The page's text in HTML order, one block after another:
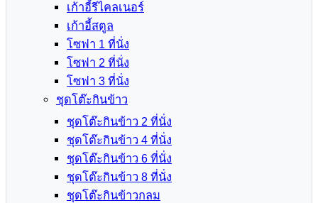
เก้าอี้รีไคลเนอร์
เก้าอี้สตูล
โซฟา 1 ที่นั่ง
โซฟา 2 ที่นั่ง
โซฟา 3 ที่นั่ง
ชุดโต๊ะกินข้าว
ชุดโต๊ะกินข้าว 2 ที่นั่ง
ชุดโต๊ะกินข้าว 4 ที่นั่ง
ชุดโต๊ะกินข้าว 6 ที่นั่ง
ชุดโต๊ะกินข้าว 8 ที่นั่ง
ชุดโต๊ะกินข้าวกลม